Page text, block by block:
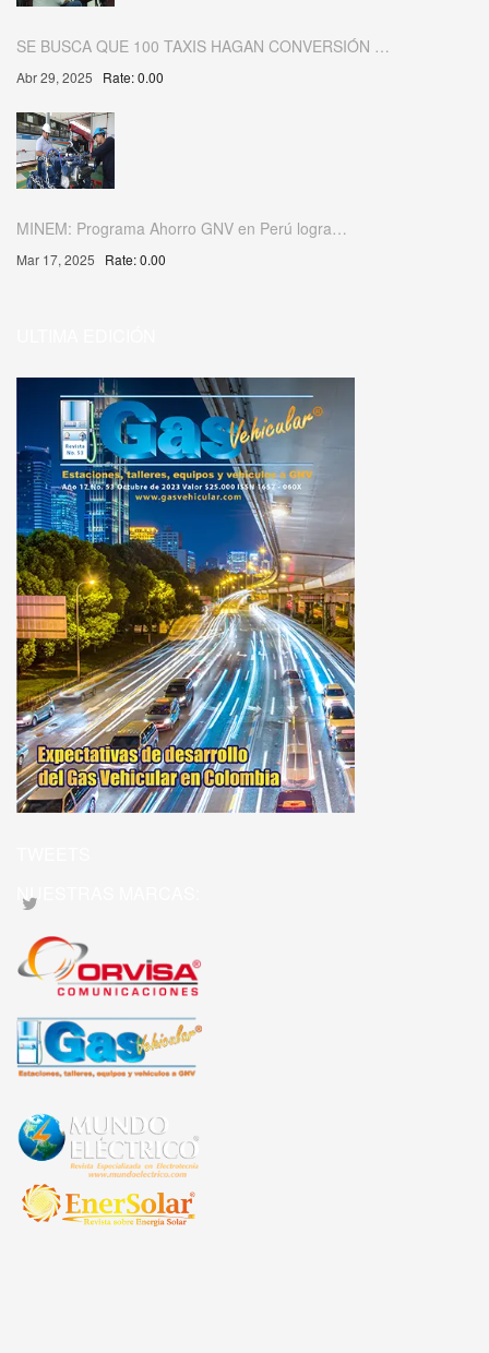
SE BUSCA QUE 100 TAXIS HAGAN CONVERSIÓN …
Abr 29, 2025 Rate: 0.00
MINEM: Programa Ahorro GNV en Perú logra…
Mar 17, 2025 Rate: 0.00
NUESTRAS MARCAS: